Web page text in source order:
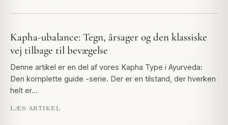
Kapha-ubalance: Tegn, årsager og den klassiske
vej tilbage til bevægelse
Denne artikel er en del af vores Kapha Type i Ayurveda:
Den komplette guide -serie. Der er en tilstand, der hverken
helt er…
LÆS ARTIKEL